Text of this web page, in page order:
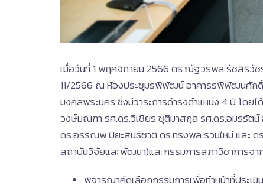
เมื่อวันที่ 1 พฤศจิกายน 2566 ดร.ณัฐวรพล รัชสิริวัช
11/2566 ณ ห้องประชุมรพีพัฒน์ อาคารรพีพัฒนศักดิ์
มงคลพระนคร ซึ่งมีวาระการดำรงตำแหน่ง 4 ปี โด
วงษ์มณฑา รศ.ดร.วิเชียร ชุติมาสกุล รศ.ดร.อมรรั
ดร.อรรณพ ปิยะสินธ์ชาติ ดร.ทรงพล รวมใหม่ และ
สถาบันวิจัยและพัฒนา)และกรรมการสภาวิชาการจ
พิจารณาคัดเลือกกรรมการเพื่อทำหน้าที่ประ